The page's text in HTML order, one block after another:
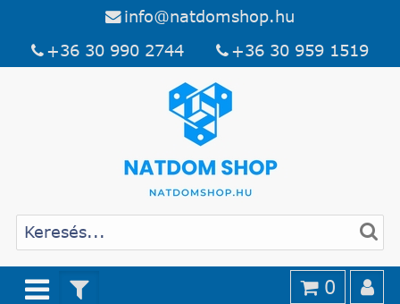
info@natdomshop.hu
+36 30 990 2744
+36 30 959 1519
0